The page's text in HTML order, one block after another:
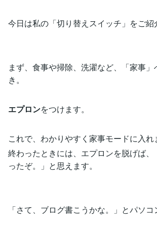
今日は私の「切り替えスイッチ」をご紹
まず、食事や掃除、洗濯など、「家事」
き。
エプロンをつけます。
これで、わかりやすく家事モードに入れ
終わったときには、エプロンを脱げば、
ったぞ。」と思えます。
「さて、ブログ書こうかな。」とパソコ